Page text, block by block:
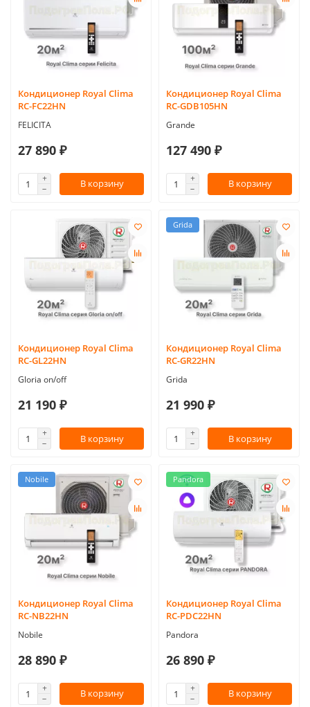
Кондиционер Royal Clima
RC-FC22HN
FELICITA
27 890 ₽
В корзину
Кондиционер Royal Clima
RC-GDB105HN
Grande
127 490 ₽
В корзину
Кондиционер Royal Clima
RC-GL22HN
Gloria on/off
21 190 ₽
В корзину
Grida
Кондиционер Royal Clima
RC-GR22HN
Grida
21 990 ₽
В корзину
Nobile
Кондиционер Royal Clima
RC-NB22HN
Nobile
28 890 ₽
В корзину
Pandora
Кондиционер Royal Clima
RC-PDC22HN
Pandora
26 890 ₽
В корзину